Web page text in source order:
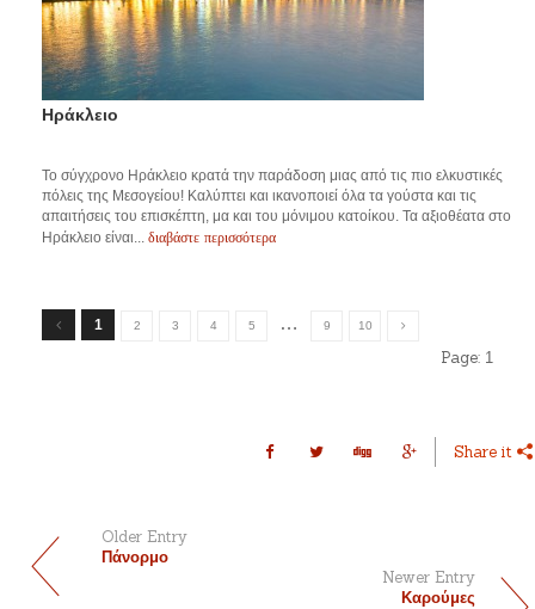
Ηράκλειο
Το σύγχρονο Ηράκλειο κρατά την παράδοση μιας από τις πιο ελκυστικές
πόλεις της Μεσογείου! Καλύπτει και ικανοποιεί όλα τα γούστα και τις
απαιτήσεις του επισκέπτη, μα και του μόνιμου κατοίκου. Τα αξιοθέατα στο
Ηράκλειο είναι... διαβάστε περισσότερα
1 2 3 4 5 … 9 10
Page: 1
Share it
Older Entry
Πάνορμο
Newer Entry
Καρούμες